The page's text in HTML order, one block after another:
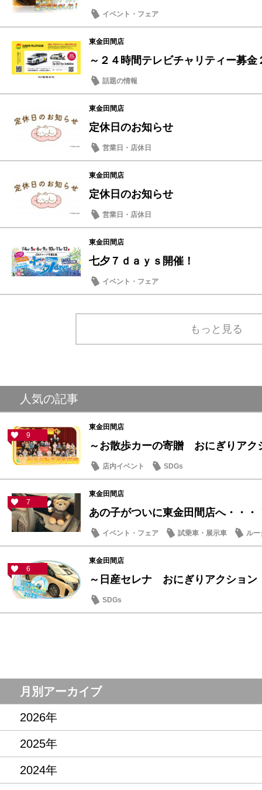
イベント・フェア
東金田間店
～２４時間テレビチャリティー募金
話題の情報
東金田間店
定休日のお知らせ
営業日・店休日
東金田間店
定休日のお知らせ
営業日・店休日
東金田間店
七夕７ｄａｙｓ開催！
イベント・フェア
もっと見る
人気の記事
9
東金田間店
～お散歩カーの寄贈 おにぎりアク
店内イベント SDGs
7
東金田間店
あの子がついに東金田間店へ・・・
イベント・フェア 試乗車・展示車 ルー
6
東金田間店
～日産セレナ おにぎりアクショ
SDGs
月別アーカイブ
2026年
2025年
2024年